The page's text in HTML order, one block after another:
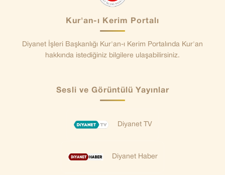
Kur'an-ı Kerim Portalı
Diyanet İşleri Başkanlığı Kur'an-ı Kerim Portalında Kur'an
hakkında istediğiniz bilgilere ulaşabilirsiniz.
Sesli ve Görüntülü Yayınlar
Diyanet TV
Diyanet Haber